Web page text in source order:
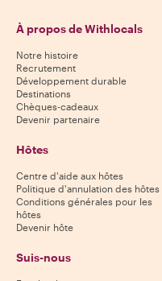
À propos de Withlocals
Notre histoire
Recrutement
Développement durable
Destinations
Chèques-cadeaux
Devenir partenaire
Hôtes
Centre d'aide aux hôtes
Politique d'annulation des hôtes
Conditions générales pour les
hôtes
Devenir hôte
Suis-nous